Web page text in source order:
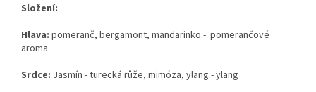
Složení:
Hlava: pomeranč, bergamont, mandarinko - pomerančové
aroma
Srdce: Jasmín - turecká růže, mimóza, ylang - ylang